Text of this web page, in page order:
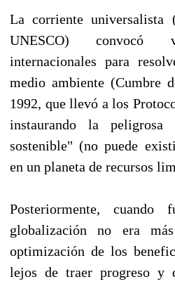
La corriente universalista
UNESCO) convocó
internacionales para
medio ambiente (Cumbre
1992, que llevó a los
instaurando la
sostenible" (no puede
en un planeta de recursos
Posteriormente,
globalización no era
optimización de los
lejos de traer progreso y